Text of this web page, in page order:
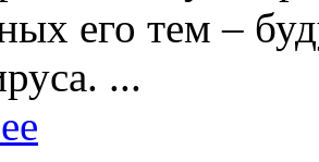
его тем –
...